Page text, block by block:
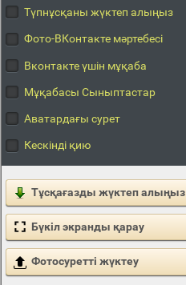
Түпнұсқаны жүктеп алыңыз
Фото-ВКонтакте мәртебесі
Вконтакте үшін мұқаба
Мұқабасы Сыныптастар
Аватардағы сурет
Кескінді қию
Тұсқағазды жүктеп алыңыз
Бүкіл экранды қарау
Фотосуретті жүктеу